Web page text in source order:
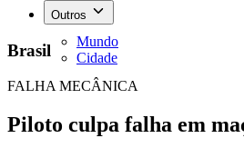
Outros
Mundo
Cidade
Brasil
FALHA MECÂNICA
Piloto culpa falha em